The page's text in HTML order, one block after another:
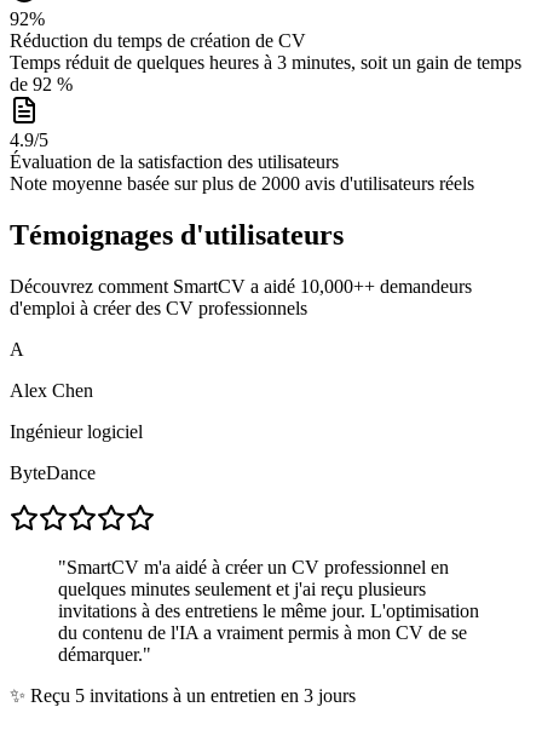
92%
Réduction du temps de création de CV
Temps réduit de quelques heures à 3 minutes, soit un gain de temps
de 92 %
4.9/5
Évaluation de la satisfaction des utilisateurs
Note moyenne basée sur plus de 2000 avis d'utilisateurs réels
Témoignages d'utilisateurs
Découvrez comment SmartCV a aidé 10,000++ demandeurs
d'emploi à créer des CV professionnels
A
Alex Chen
Ingénieur logiciel
ByteDance
"SmartCV m'a aidé à créer un CV professionnel en
quelques minutes seulement et j'ai reçu plusieurs
invitations à des entretiens le même jour. L'optimisation
du contenu de l'IA a vraiment permis à mon CV de se
démarquer."
✨ Reçu 5 invitations à un entretien en 3 jours